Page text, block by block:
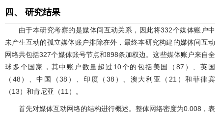
四、 研究结果
由于本研究考察的是媒体间互动关系，因此将332个媒体账户中
未产生互动的孤立媒体账户排除在外，最终本研究构建的媒体间互动
网络共包括327个媒体账号节点和898条加权边。这些媒体账户来自全
球多个国家，其中账户数量超过10个的包括美国（87）、英国
（48）、中国（38）、印度（38）、澳大利亚（21）和菲律宾
（13）和肯尼亚（11）。
首先对媒体互动网络的结构进行概述。整体网络密度为0.008，表